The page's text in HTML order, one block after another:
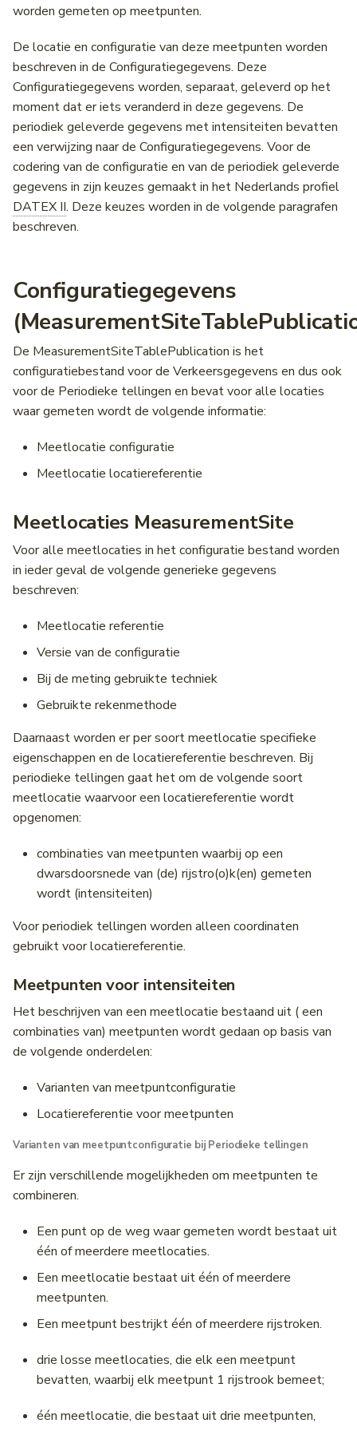
Voertuigrestricties
Vrachtwagenheffing
OTM API
Locatiereferentie API
DVM-Exchange
Bereikbaarheidskaart API
TrafficRegulationOrder
TypeOfRegulation
ValidityCondition
VehicleCondition
VehicleCharacteristics
Actuele gegevens
(MeasuredDataPublication)
Kwaliteit van de meting
Geen of onvoldoende
betrouwbare gegevens
beschikbaar (fout)
Geen verkeer op
meetpunt
Notificaties
Veelgestelde vragen
Contact
Intensiteiten en snelheden
Individuele voertuig
(IVP)
Laadpaal Infrastructuur
(LINDA)
Matrixsignaalinformatie
(VRI) intensiteiten
Wegwerkzaamheden
Pagina's
Wegkenmerken (WKD) RVM-netwerk
Schoolzones
Hoogtebeperkingen
Lengtebeperkingen
Lastbeperkingen
Middenbermbreedte
Geleiderails
Oversteekplaatsen
George
Vrachtwagenheffing
Wegwerkzaamheden
(dashboard datakwaliteit)
Projecten
NCIS
DATEX II
Priotalker
worden gemeten op meetpunten.
De locatie en configuratie van deze meetpunten worden
beschreven in de Configuratiegegevens. Deze
Configuratiegegevens worden, separaat, geleverd op het
moment dat er iets veranderd in deze gegevens. De
periodiek geleverde gegevens met intensiteiten bevatten
een verwijzing naar de Configuratiegegevens. Voor de
codering van de configuratie en van de periodiek geleverde
gegevens in zijn keuzes gemaakt in het Nederlands profiel
DATEX II. Deze keuzes worden in de volgende paragrafen
beschreven.
Configuratiegegevens
De MeasurementSiteTablePublication is het
configuratiebestand voor de Verkeersgegevens en dus ook
voor de Periodieke tellingen en bevat voor alle locaties
waar gemeten wordt de volgende informatie:
Meetlocatie configuratie
Meetlocatie locatiereferentie
Meetlocaties MeasurementSite
Voor alle meetlocaties in het configuratie bestand worden
in ieder geval de volgende generieke gegevens
beschreven:
Meetlocatie referentie
Versie van de configuratie
Bij de meting gebruikte techniek
Gebruikte rekenmethode
Daarnaast worden er per soort meetlocatie specifieke
eigenschappen en de locatiereferentie beschreven. Bij
periodieke tellingen gaat het om de volgende soort
meetlocatie waarvoor een locatiereferentie wordt
opgenomen:
combinaties van meetpunten waarbij op een
dwarsdoorsnede van (de) rijstro(o)k(en) gemeten
wordt (intensiteiten)
Voor periodiek tellingen worden alleen coordinaten
gebruikt voor locatiereferentie.
Meetpunten voor intensiteiten
Het beschrijven van een meetlocatie bestaand uit ( een
combinaties van) meetpunten wordt gedaan op basis van
de volgende onderdelen:
Varianten van meetpuntconfiguratie
Locatiereferentie voor meetpunten
Varianten van meetpuntconfiguratie bij Periodieke tellingen
Er zijn verschillende mogelijkheden om meetpunten te
combineren.
Een punt op de weg waar gemeten wordt bestaat uit
één of meerdere meetlocaties.
Een meetlocatie bestaat uit één of meerdere
meetpunten.
Een meetpunt bestrijkt één of meerdere rijstroken.
drie losse meetlocaties, die elk een meetpunt
bevatten, waarbij elk meetpunt 1 rijstrook bemeet;
één meetlocatie, die bestaat uit drie meetpunten,